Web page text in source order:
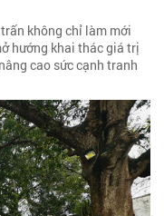
không chỉ làm mới
hướng khai thác giá trị
cao sức cạnh tranh